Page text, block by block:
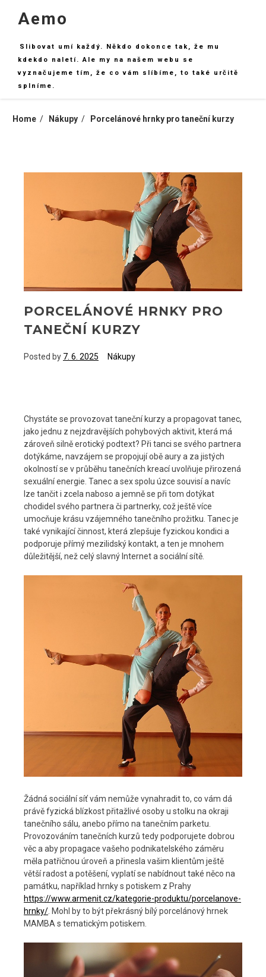
Aemo
Slibovat umí každý. Někdo dokonce tak, že mu
kdekdo naletí. Ale my na našem webu se
vyznačujeme tím, že co vám slíbíme, to také určitě
splníme.
Home Nákupy Porcelánové hrnky pro taneční kurzy
PORCELÁNOVÉ HRNKY PRO
TANEČNÍ KURZY
Posted by 7. 6. 2025 Nákupy
Chystáte se provozovat taneční kurzy a propagovat tanec,
jako jednu z nejzdravějších pohybových aktivit, která má
zároveň silně erotický podtext? Při tanci se svého partnera
dotýkáme, navzájem se propojují obě aury a za jistých
okolností se v průběhu tanečních kreací uvolňuje přirozená
sexuální energie. Tanec a sex spolu úzce souvisí a navíc
lze tančit i zcela naboso a jemně se při tom dotýkat
chodidel svého partnera či partnerky, což ještě více
umocňuje krásu vzájemného tanečního prožitku. Tanec je
také vynikající činnost, která zlepšuje fyzickou kondici a
podporuje přímý mezilidský kontakt, a ten je mnohem
důležitější, než celý slavný Internet a sociální sítě.
Žádná sociální síť vám nemůže vynahradit to, co vám dá
právě fyzická blízkost přitažlivé osoby u stolku na okraji
tanečního sálu, anebo přímo na tanečním parketu.
Provozováním tanečních kurzů tedy podporujete dobrou
věc a aby propagace vašeho podnikatelského záměru
měla patřičnou úroveň a přinesla vašim klientům ještě
větší radost a potěšení, vyplatí se nabídnout také něco na
památku, například hrnky s potiskem z Prahy
https://www.armenit.cz/kategorie-produktu/porcelanove-
hrnky/ . Mohl by to být překrásný bílý porcelánový hrnek
MAMBA s tematickým potiskem.